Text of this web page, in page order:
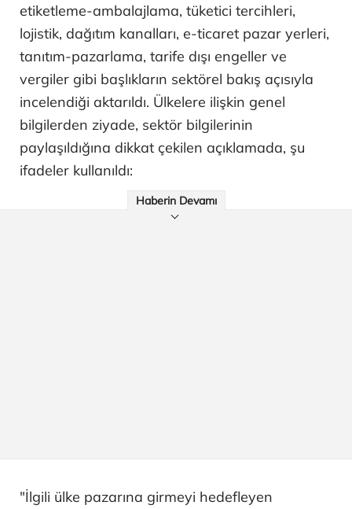
etiketleme-ambalajlama, tüketici tercihleri,
lojistik, dağıtım kanalları, e-ticaret pazar yerleri,
tanıtım-pazarlama, tarife dışı engeller ve
vergiler gibi başlıkların sektörel bakış açısıyla
incelendiği aktarıldı. Ülkelere ilişkin genel
bilgilerden ziyade, sektör bilgilerinin
paylaşıldığına dikkat çekilen açıklamada, şu
ifadeler kullanıldı:
Haberin Devamı
"İlgili ülke pazarına girmeyi hedefleyen